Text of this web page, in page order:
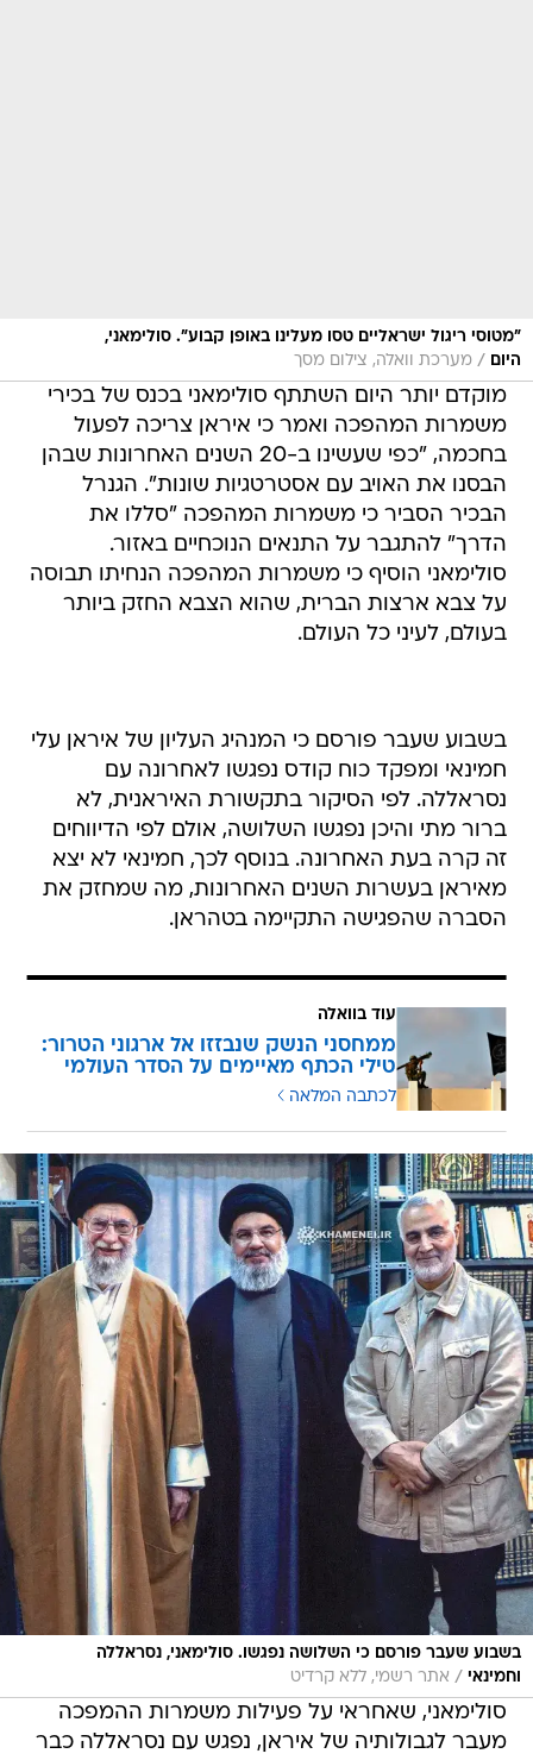
"מטוסי ריגול ישראליים טסו מעלינו באופן קבוע". סולימאני,
היום
/ מערכת וואלה, צילום מסך
מוקדם יותר היום השתתף סולימאני בכנס של בכירי
משמרות המהפכה ואמר כי איראן צריכה לפעול
בחכמה, "כפי שעשינו ב-20 השנים האחרונות שבהן
הבסנו את האויב עם אסטרטגיות שונות". הגנרל
הבכיר הסביר כי משמרות המהפכה "סללו את
הדרך" להתגבר על התנאים הנוכחיים באזור.
סולימאני הוסיף כי משמרות המהפכה הנחיתו תבוסה
על צבא ארצות הברית, שהוא הצבא החזק ביותר
בעולם, לעיני כל העולם.
בשבוע שעבר פורסם כי המנהיג העליון של איראן עלי
חמינאי ומפקד כוח קודס נפגשו לאחרונה עם
נסראללה. לפי הסיקור בתקשורת האיראנית, לא
ברור מתי והיכן נפגשו השלושה, אולם לפי הדיווחים
זה קרה בעת האחרונה. בנוסף לכך, חמינאי לא יצא
מאיראן בעשרות השנים האחרונות, מה שמחזק את
הסברה שהפגישה התקיימה בטהראן.
עוד בוואלה
ממחסני הנשק שנבזזו אל ארגוני הטרור:
טילי הכתף מאיימים על הסדר העולמי
לכתבה המלאה
בשבוע שעבר פורסם כי השלושה נפגשו. סולימאני, נסראללה
וחמינאי / אתר רשמי, ללא קרדיט
סולימאני, שאחראי על פעילות משמרות ההמפכה
מעבר לגבולותיה של איראן, נפגש עם נסראללה כבר